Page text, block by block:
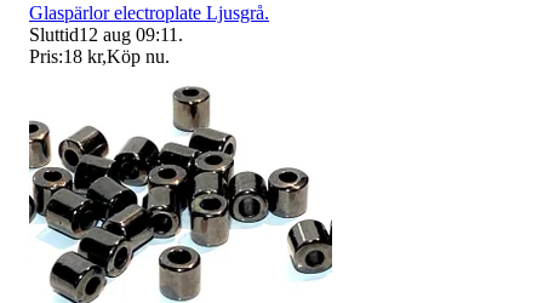
Glaspärlor electroplate Ljusgrå.
Sluttid12 aug 09:11 .
Pris:18 kr,Köp nu.